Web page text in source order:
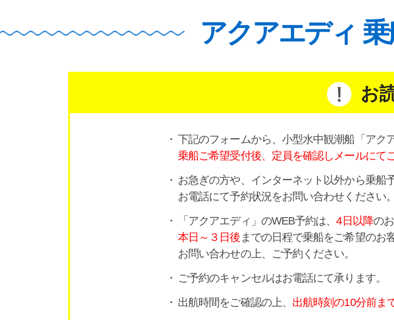
アクアエディ
お
下記のフォームから、小型水中観潮船「アク
乗船ご希望受付後、定員を確認しメールにて
お急ぎの方や、インターネット以外から乗船
お電話にて予約状況をお問い合わせください。
「アクアエディ」のWEB予約は、4日以降の
本日～３日後 までの日程で乗船をご希望のお
お問い合わせの上、ご予約ください。
ご予約のキャンセルはお電話にて承ります。
出航時間をご確認の上、 出航時刻の10分前ま